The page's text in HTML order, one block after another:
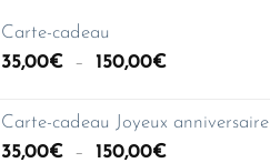
Carte-cadeau
35,00€ – 150,00€Plage
Carte-cadeau Joyeux anniversaire
35,00€ – 150,00€Plage